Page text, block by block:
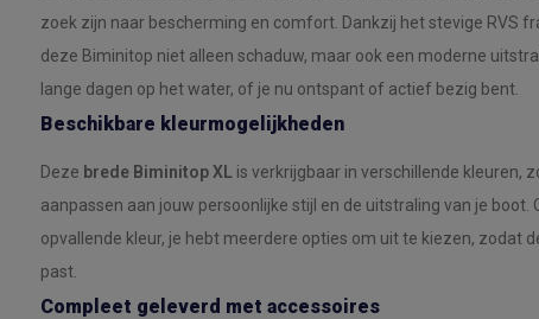
zoek zijn naar bescherming en comfort. Dankzij het stevige RVS
deze Biminitop niet alleen schaduw, maar ook een moderne
lange dagen op het water, of je nu ontspant of actief bezig bent.
Beschikbare kleurmogelijkheden
Deze brede Biminitop XL is verkrijgbaar in verschillende kleuren,
aanpassen aan jouw persoonlijke stijl en de uitstraling van je boot.
opvallende kleur, je hebt meerdere opties om uit te kiezen, zodat
past.
Compleet geleverd met accessoires